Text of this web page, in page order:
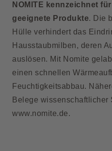
NOMITE kennzeichnet
geeignete Produkte. Die
Hülle verhindert das
Hausstaubmilben, deren
auslösen. Mit Nomite
einen schnellen
Feuchtigkeitsabbau.
Belege
www.nomite.de.